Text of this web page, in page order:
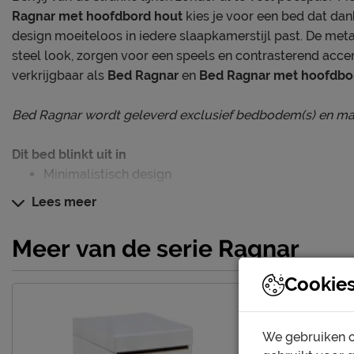
Ragnar met hoofdbord hout kies je voor een bed dat
design moeiteloos in iedere slaapkamerstijl past. De
steel look, zorgen voor een speels en contrasterend
verkrijgbaar als Bed Ragnar en Bed Ragnar met
Bed Ragnar wordt geleverd exclusief bedbodem(s) en
Dit bed blinkt uit in
Minimalistisch design
Met bijpassend houten hoofdbord
Dit bed wordt geleverd exclusief bedbodem(s) en
een bedbodem en matras uitkiezen die perfect passen
gerust een van onze slaapadviseurs in de winkel voor
Lees meer
Meer van de serie Ragnar
We gebruiken